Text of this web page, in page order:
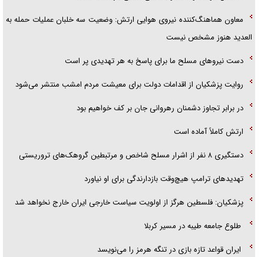
معاون هماهنگ‌کننده نیروی هوایی ارتش: وضعیت سه خلبان عملیات حمله به
العدید هنوز مشخص نیست
دست نیرو‌های مسلح ما برای پاسخ به هر تهدیدی پر است
روایت پزشکیان از اقدامات دولت برای معیشت مردم امشب منتشر می‌شود
در برابر تجاوز دشمنان رهروانی جان بر کف خواهیم بود
ارتش کاملاً آماده است
دستگیری ۸ نفر از اشرار مسلح شاخص و مرتبطین گروهک‌های تروریستی
تهدید‌های ترامپ هیچ‌وقت بازدارندگی برای او نیاورد
پزشکیان: فلسطین هرگز از اولویت سیاست خارجی ایران خارج نخواهد شد
طلوع جامعه طیبه در مسیر کربلا
ایران قواعد تازه بازی در تنگه هرمز را می‌نویسد